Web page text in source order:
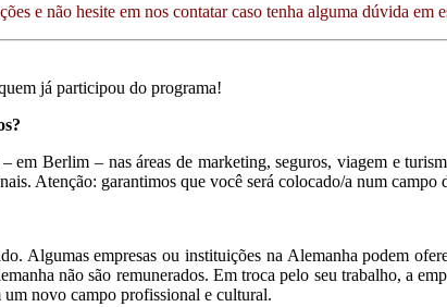
e não hesite em nos contatar caso tenha alguma dúvida em
já participou do programa!
em Berlim – nas áreas de marketing, seguros, viagem e
Atenção: garantimos que você será colocado/a num campo
Algumas empresas ou instituições na Alemanha podem
não são remunerados. Em troca pelo seu trabalho, a
um novo campo profissional e cultural.